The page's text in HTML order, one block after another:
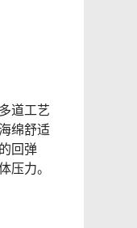
道工艺
绵舒适
回弹
压力。